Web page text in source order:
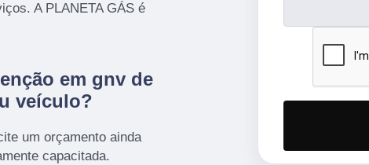
A PLANETA GÁS é
em gnv de
veículo?
um orçamento ainda
capacitada.